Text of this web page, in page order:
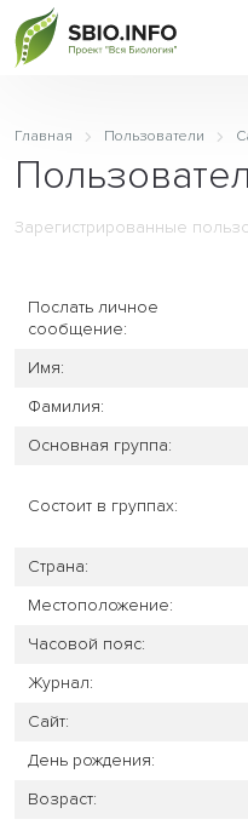
Главная Пользователи
Зарегистрированные
Послать личное
сообщение:
Имя:
Фамилия:
Основная группа:
Состоит в группах:
Страна:
Местоположение:
Часовой пояс:
Журнал:
Сайт:
День рождения:
Возраст: